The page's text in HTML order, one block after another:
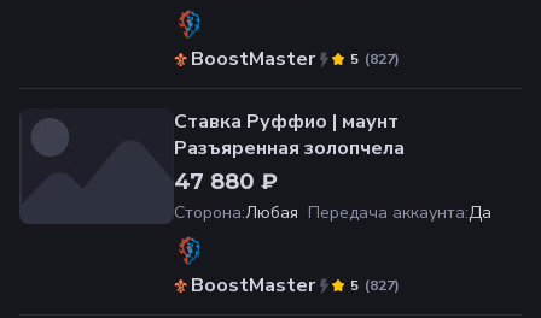
BoostMaster (827)
5
Ставка Руффио | маунт
Разъяренная золопчела
47 880 ₽
Сторона:Любая Передача аккаунта:Да
BoostMaster (827)
5